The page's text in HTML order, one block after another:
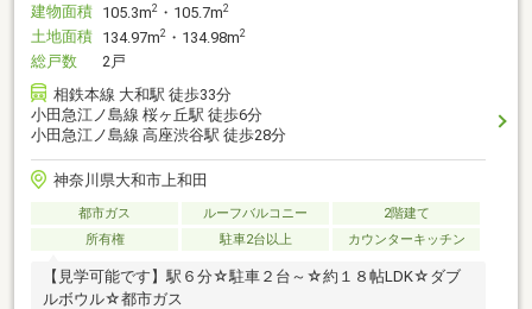
建物面積 105.3m2 ・105.7m2
土地面積 134.97m2 ・134.98m2
総戸数
2戸
相鉄本線 大和駅 徒歩33分
小田急江ノ島線 桜ヶ丘駅 徒歩6分
小田急江ノ島線 高座渋谷駅 徒歩28分
神奈川県大和市上和田
都市ガス ルーフバルコニー
2階建て
所有権
駐車2台以上 カウンターキッチン
【見学可能です】駅６分☆駐車２台～☆約１８帖LDK☆ダブ
ルボウル☆都市ガス